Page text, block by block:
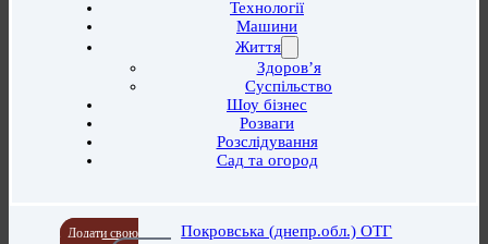
Технології
Машини
Життя
Здоров’я
Суспільство
Шоу бізнес
Розваги
Розслідування
Сад та огород
Додати свою
Покровська (днепр.обл.) ОТГ